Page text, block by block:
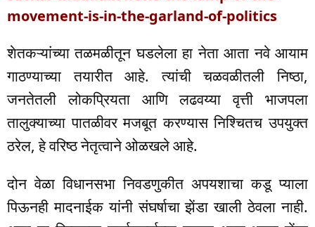
movement-is-in-the-garland-of-politics
शेतकऱ्यांच्या तळमळीतून घडलेला हा नेता आता नवे आयाम
गाठण्याच्या तयारीत आहे. त्यांची चळवळीतली निष्ठा,
जनतेतली लोकप्रियता आणि लढवय्या वृत्ती भाजपला
तालुक्याच्या पातळीवर मजबूत करण्यास निश्चितच उपयुक्त
ठरेल, हे वरिष्ठ नेतृत्वाने ओळखले आहे.
दोन वेळा विधानसभा निवडणुकीत अपयशाचा कडू प्याला
पिऊनही मादनाईक यांनी संघर्षाचा झेंडा खाली ठेवला नाही.